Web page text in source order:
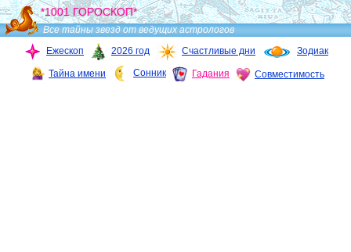
*1001 ГОРОСКОП*
Все тайны звезд от ведущих астрологов
Ежескоп
2026 год Счастливые дни Зодиак
Тайна имени Сонник Гадания Совместимость